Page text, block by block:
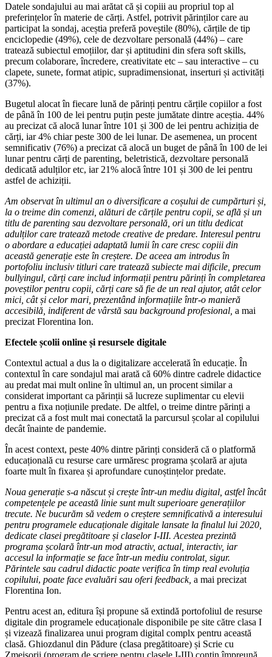
Datele sondajului au mai arătat că și copiii au propriul top al
preferințelor în materie de cărți. Astfel, potrivit părinților care au
participat la sondaj, aceștia preferă poveștile (80%), cărțile de tip
enciclopedie (49%), cele de dezvoltare personală (44%) – care
tratează subiectul emoțiilor, dar și aptitudini din sfera soft skills,
precum colaborare, încredere, creativitate etc – sau interactive – cu
clapete, sunete, format atipic, supradimensionat, inserturi și activități
(37%).
Bugetul alocat în fiecare lună de părinți pentru cărțile copiilor a fost
de până în 100 de lei pentru puțin peste jumătate dintre aceștia. 44%
au precizat că alocă lunar între 101 și 300 de lei pentru achiziția de
cărți, iar 4% chiar peste 300 de lei lunar. De asemenea, un procent
semnificativ (76%) a precizat că alocă un buget de până în 100 de lei
lunar pentru cărți de parenting, beletristică, dezvoltare personală
dedicată adulților etc, iar 21% alocă între 101 și 300 de lei pentru
astfel de achiziții.
Am observat în ultimul an o diversificare a coșului de cumpărturi și,
la o treime din comenzi, alături de cărțile pentru copii, se află și un
titlu de parenting sau dezvoltare personală, ori un titlu dedicat
adulților care tratează metode creative de predare. Interesul pentru
o abordare a educației adaptată lumii în care cresc copiii din
această generație este în creștere. De aceea am introdus în
portofoliu inclusiv titluri care tratează subiecte mai dificile, precum
bullyingul, cărți care includ informații pentru părinți în completarea
poveștilor pentru copii, cărți care să fie de un real ajutor, atât celor
mici, cât și celor mari, prezentând informațiile într-o manieră
accesibilă, indiferent de vârstă sau background profesional, a mai
precizat Florentina Ion.
Efectele școlii online și resursele digitale
Contextul actual a dus la o digitalizare accelerată în educație. În
contextul în care sondajul mai arată că 60% dintre cadrele didactice
au predat mai mult online în ultimul an, un procent similar a
considerat important ca părinții să lucreze suplimentar cu elevii
pentru a fixa noțiunile predate. De altfel, o treime dintre părinți a
precizat că a fost mult mai conectată la parcursul școlar al copilului
decât înainte de pandemie.
În acest context, peste 40% dintre părinți consideră că o platformă
educațională cu resurse care urmăresc programa școlară ar ajuta
foarte mult în fixarea și aprofundare cunoștințelor predate.
Noua generație s-a născut și crește într-un mediu digital, astfel încât
competențele pe această linie sunt mult superioare generațiilor
trecute. Ne bucurăm să vedem o creștere semnificativă a interesului
pentru programele educaționale digitale lansate la finalul lui 2020,
dedicate clasei pregătitoare și claselor I-III. Acestea prezintă
programa școlară într-un mod atractiv, actual, interactiv, iar
accesul la informație se face într-un mediu controlat, sigur.
Părintele sau cadrul didactic poate verifica în timp real evoluția
copilului, poate face evaluări sau oferi feedback, a mai precizat
Florentina Ion.
Pentru acest an, editura își propune să extindă portofoliul de resurse
digitale din programele educaționale disponibile pe site către clasa I
și vizează finalizarea unui program digital complx pentru această
clasă. Ghiozdanul din Pădure (clasa pregătitoare) și Scrie cu
Zmeișorii (program de scriere pentru clasele I-III) conțin împreună